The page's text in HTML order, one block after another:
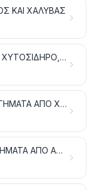
ΚΑΙ ΧΑΛΥΒΑΣ
ΤΕΧΝΟΥΡΓΗΜΑΤΑ ΑΠΟ ΧΥΤΟΣΙΔΗΡΟ, ΣΙΔΗΡΟ Ή ΧΑΛΥΒΑ
ΧΑΛΚΟΣ ΚΑΙ ΤΕΧΝΟΥΡΓΗΜΑΤΑ ΑΠΟ ΧΑΛΚΟ
ΑΡΓΙΛΙΟ ΚΑΙ ΤΕΧΝΟΥΡΓΗΜΑΤΑ ΑΠΟ ΑΡΓΙΛΙΟ